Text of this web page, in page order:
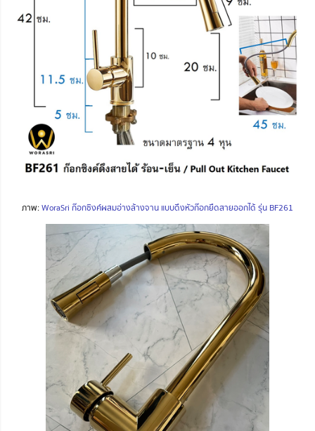
ภาพ:WoraSri ก๊อกซิงค์ผสมอ่างล้างจาน แบบดึงหัวก๊อกยืดสายออกได้ รุ่น BF261